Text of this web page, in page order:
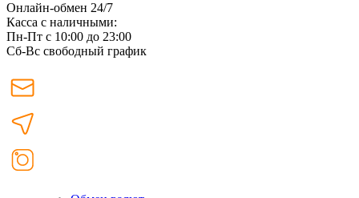
Онлайн-обмен 24/7
Касса с наличными:
Пн-Пт с 10:00 до 23:00
Сб-Вс свободный график